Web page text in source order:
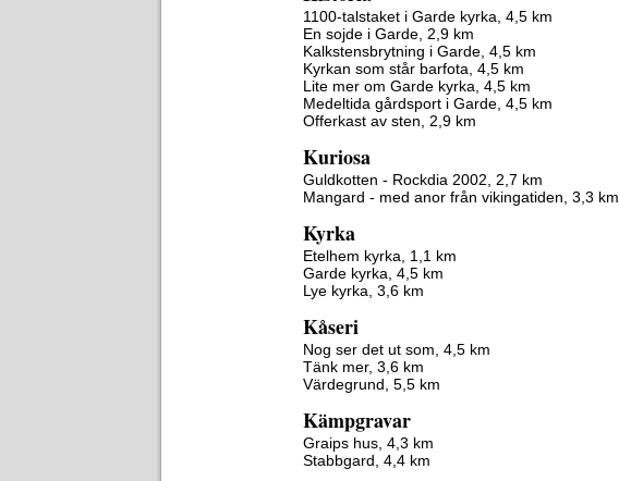
1100-talstaket i Garde kyrka, 4,5 km
En sojde i Garde, 2,9 km
Kalkstensbrytning i Garde, 4,5 km
Kyrkan som står barfota, 4,5 km
Lite mer om Garde kyrka, 4,5 km
Medeltida gårdsport i Garde, 4,5 km
Offerkast av sten, 2,9 km
Kuriosa
Guldkotten - Rockdia 2002, 2,7 km
Mangard - med anor från vikingatiden, 3,3 km
Kyrka
Etelhem kyrka, 1,1 km
Garde kyrka, 4,5 km
Lye kyrka, 3,6 km
Kåseri
Nog ser det ut som, 4,5 km
Tänk mer, 3,6 km
Värdegrund, 5,5 km
Kämpgravar
Graips hus, 4,3 km
Stabbgard, 4,4 km